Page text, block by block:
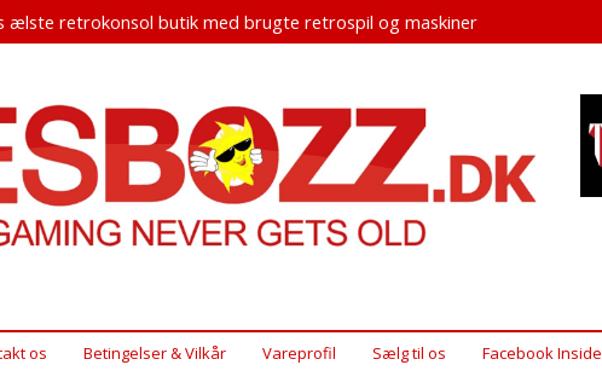
ælste retrokonsol butik med brugte retrospil og maskiner
os Betingelser & Vilkår Vareprofil Sælg til os Facebook Inside